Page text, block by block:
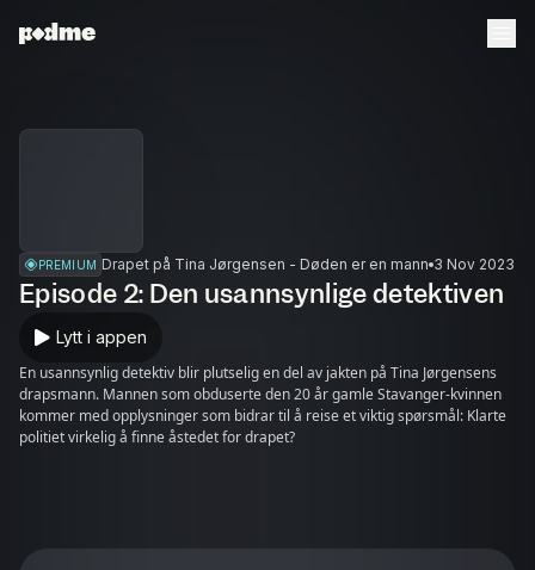
PREMIUM Drapet på Tina Jørgensen - Døden er en mann 3 Nov 2023
Episode 2: Den usannsynlige detektiven
Lytt i appen
En usannsynlig detektiv blir plutselig en del av jakten på Tina Jørgensens
drapsmann. Mannen som obduserte den 20 år gamle Stavanger-kvinnen
kommer med opplysninger som bidrar til å reise et viktig spørsmål: Klarte
politiet virkelig å finne åstedet for drapet?